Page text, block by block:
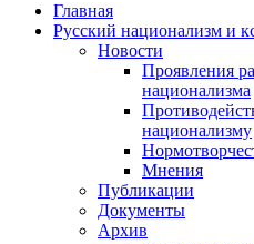
Главная
Русский национализм и
Новости
Проявления
национализма
национализму
Мнения
Публикации
Документы
Архив